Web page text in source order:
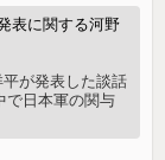
表に関する河野
が発表した談話
で日本軍の関与